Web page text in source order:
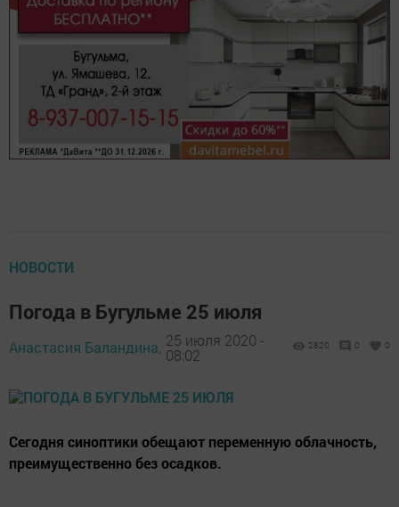
НОВОСТИ
Погода в Бугульме 25 июля
Анастасия Баландина, 25 июля 2020 -
08:02
2820 0 0
Сегодня синоптики обещают переменную облачность,
преимущественно без осадков.